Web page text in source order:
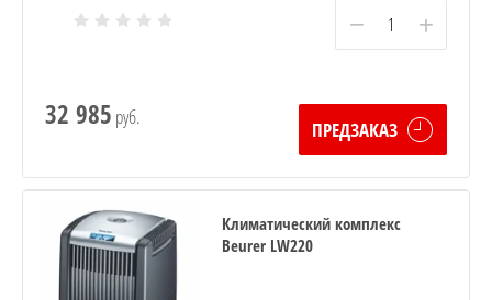
− +
32 985 руб.
ПРЕДЗАКАЗ
Климатический комплекс
Beurer LW220